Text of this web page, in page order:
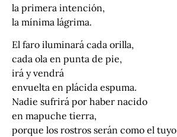
la primera intención,
la mínima lágrima.
El faro iluminará cada orilla,
cada ola en punta de pie,
irá y vendrá
envuelta en plácida espuma.
Nadie sufrirá por haber nacido
en mapuche tierra,
porque los rostros serán como el tuyo